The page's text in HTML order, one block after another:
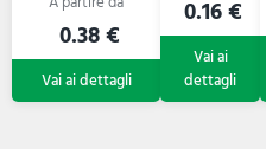
0.38 €
0.16 €